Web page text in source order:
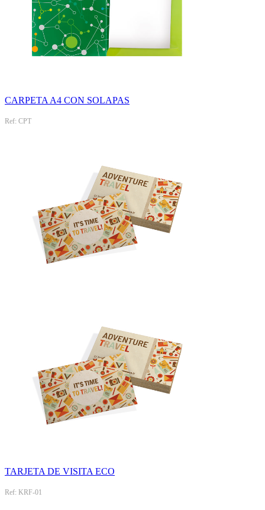
CARPETA A4 CON SOLAPAS
Ref: CPT
TARJETA DE VISITA ECO
Ref: KRF-01